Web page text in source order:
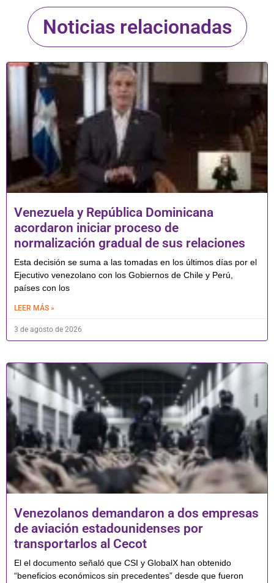
Noticias relacionadas
Venezuela y República Dominicana
acordaron iniciar proceso de
normalización gradual de sus relaciones
Esta decisión se suma a las tomadas en los últimos días por el
Ejecutivo venezolano con los Gobiernos de Chile y Perú,
países con los
LEER MÁS »
3 de agosto de 2026
Venezolanos demandaron a dos empresas
de aviación estadounidenses por
transportarlos al Cecot
El el documento señaló que CSI y GlobalX han obtenido
“beneficios económicos sin precedentes” desde que fueron